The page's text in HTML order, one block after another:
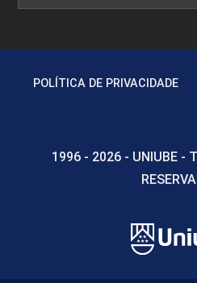
POLÍTICA DE PRIVACIDADE
1996 - 2026 - UNIUBE -